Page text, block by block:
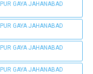
GAYA JAHANABAD
GAYA JAHANABAD
GAYA JAHANABAD
GAYA JAHANABAD